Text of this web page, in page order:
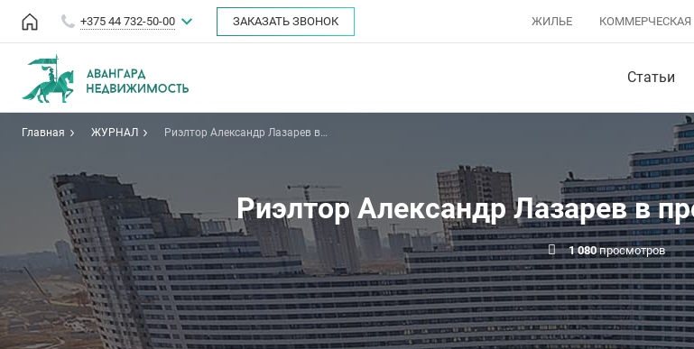
+375 44 732-50-00 ЗАКАЗАТЬ ЗВОНОК ЖИЛЬЕ КОММЕРЧЕСКАЯ
Статьи
Главная ЖУРНАЛ
Риэлтор Александр Лазарев в
Риэлтор Александр Лазарев в
1 080просмотров